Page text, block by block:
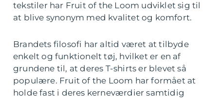
tekstiler har Fruit of the Loom udviklet sig til
at blive synonym med kvalitet og komfort.
Brandets filosofi har altid været at tilbyde
enkelt og funktionelt tøj, hvilket er en af
grundene til, at deres T-shirts er blevet så
populære. Fruit of the Loom har formået at
holde fast i deres kerneværdier samtidig